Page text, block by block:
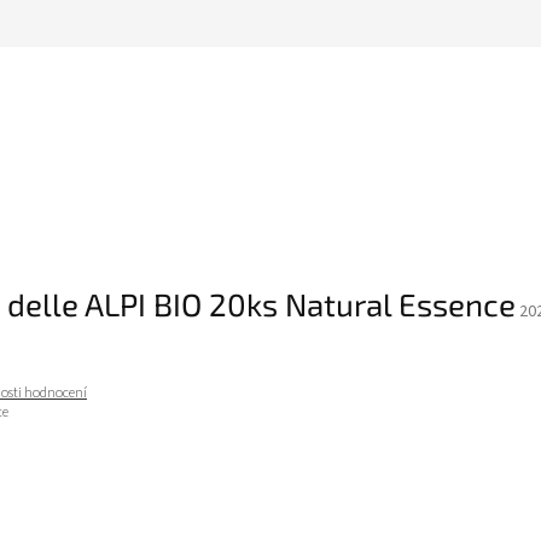
delle ALPI BIO 20ks Natural Essence
hodnocení